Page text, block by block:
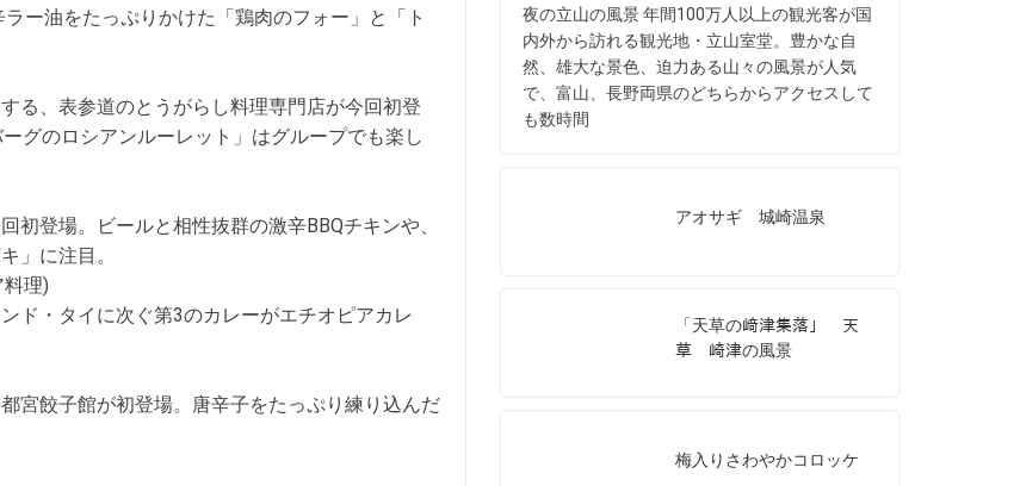
ー油をたっぷりかけた「鶏肉のフォー」と「ト
る、表参道のとうがらし料理専門店が今回初登
グのロシアンルーレット」はグループでも楽し
登場。ビールと相性抜群の激辛BBQチキンや、
」に注目。
理)
ド・タイに次ぐ第3のカレーがエチオピアカレ
宮餃子館が初登場。唐辛子をたっぷり練り込んだ
夜の立山の風景 年間100万人以上の観光客が国
内外から訪れる観光地・立山室堂。豊かな自
然、雄大な景色、迫力ある山々の風景が人気
で、富山、長野両県のどちらからアクセスして
も数時間
アオサギ 城崎温泉
「天草の﨑津集落」 天
草 崎津の風景
梅入りさわやかコロッケ